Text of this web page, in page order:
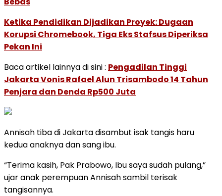
Ketika Pendidikan Dijadikan Proyek: Dugaan
Korupsi Chromebook, Tiga Eks Stafsus Diperiksa
Pekan Ini
Baca artikel lainnya di sini : Pengadilan Tinggi
Jakarta Vonis Rafael Alun Trisambodo 14 Tahun
Penjara dan Denda Rp500 Juta
Annisah tiba di Jakarta disambut isak tangis haru
kedua anaknya dan sang ibu.
“Terima kasih, Pak Prabowo, Ibu saya sudah pulang,”
ujar anak perempuan Annisah sambil terisak
tangisannya.